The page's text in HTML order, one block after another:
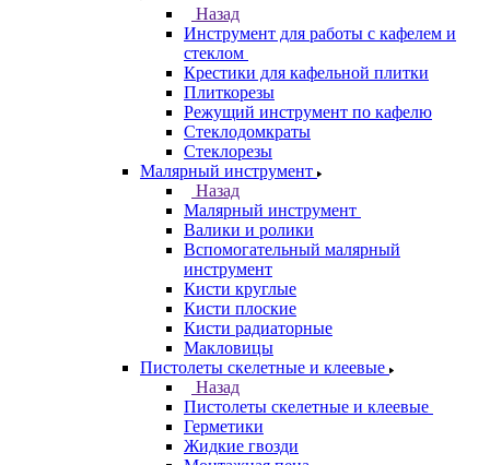
Назад
Инструмент для работы с кафелем и
стеклом
Крестики для кафельной плитки
Плиткорезы
Режущий инструмент по кафелю
Стеклодомкраты
Стеклорезы
Малярный инструмент
Назад
Малярный инструмент
Валики и ролики
Вспомогательный малярный
инструмент
Кисти круглые
Кисти плоские
Кисти радиаторные
Макловицы
Пистолеты скелетные и клеевые
Назад
Пистолеты скелетные и клеевые
Герметики
Жидкие гвозди